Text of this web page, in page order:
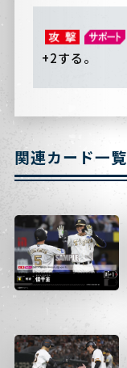
+2する。
関連カード一覧